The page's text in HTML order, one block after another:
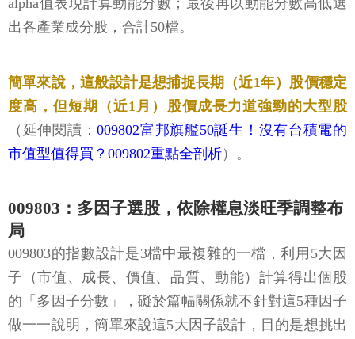
alpha值表現計算動能分數；最後再以動能分數高低選
出各產業成分股，合計50檔。
簡單來說，這般設計是想捕捉長期（近1年）股價穩定
度高，但短期（近1月）股價成長力道強勁的大型股
（延伸閱讀：009802富邦旗艦50誕生！沒有台積電的
市值型值得買？009802重點全剖析）。
009803：多因子選股，依除權息淡旺季調整布
局
009803的指數設計是3檔中最複雜的一檔，利用5大因
子（市值、成長、價值、品質、動能）計算得出個股
的「多因子分數」，礙於篇幅關係就不針對這5種因子
做一一說明，簡單來說這5大因子設計，目的是想挑出